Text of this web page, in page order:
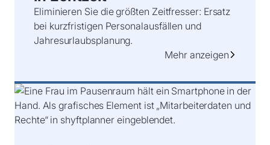
Eliminieren Sie die größten Zeitfresser: Ersatz
bei kurzfristigen Personalausfällen und
Jahresurlaubsplanung.
Mehr anzeigen